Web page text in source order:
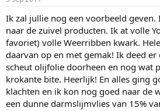
Ik zal jullie nog een voorbeeld
naar de zuivel producten. Ik at volle
favoriet) volle Weerribben kwark.
daarvan op en met gemak! Ik deed
scheut olijfolie doorheen en nog wat
krokante bite. Heerlijk! En alles ging
klachten en ik kon nog goed naar de
een dunne darmslijmvlies van 15%